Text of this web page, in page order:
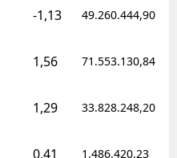
-1,13 49.260.444,90
1,56 71.553.130,84
1,29 33.828.248,20
0,41 1.486.420,23